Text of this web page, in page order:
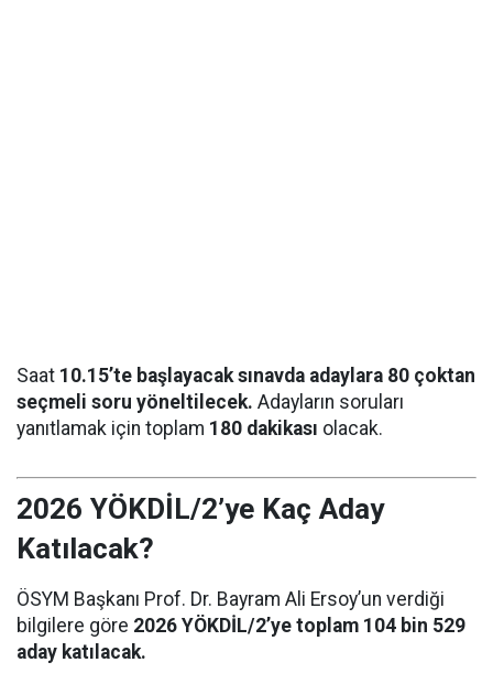
Saat 10.15’te başlayacak sınavda adaylara 80 çoktan
seçmeli soru yöneltilecek. Adayların soruları
yanıtlamak için toplam 180 dakikası olacak.
2026 YÖKDİL/2’ye Kaç Aday
Katılacak?
ÖSYM Başkanı Prof. Dr. Bayram Ali Ersoy’un verdiği
bilgilere göre 2026 YÖKDİL/2’ye toplam 104 bin 529
aday katılacak.